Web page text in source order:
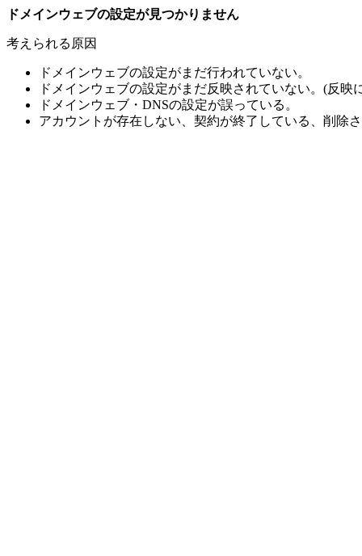
ドメインウェブの設定が見つかりません
考えられる原因
ドメインウェブの設定がまだ行われていない。
ドメインウェブの設定がまだ反映されていない。(反
ドメインウェブ・DNSの設定が誤っている。
アカウントが存在しない、契約が終了している、削除